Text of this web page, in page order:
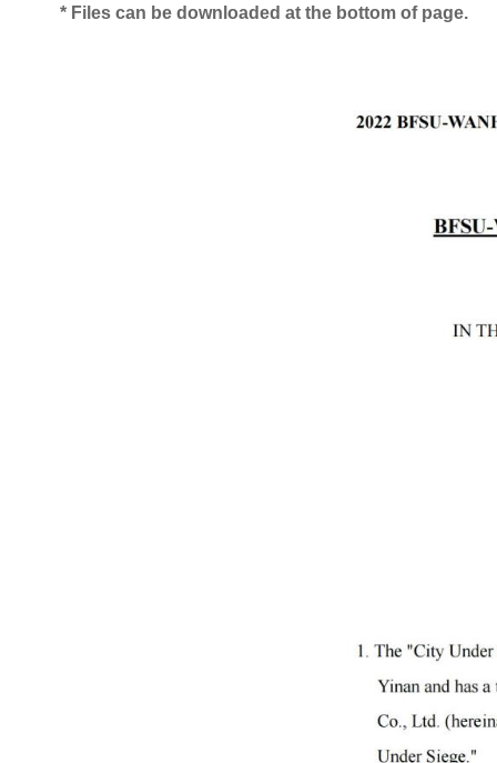
* Files can be downloaded at the bottom of page.